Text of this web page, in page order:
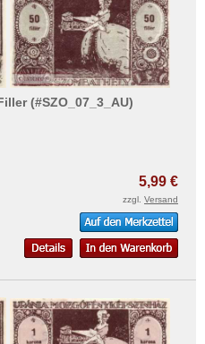
(#SZO_07_3_AU)
5,99 €
zzgl. Versand